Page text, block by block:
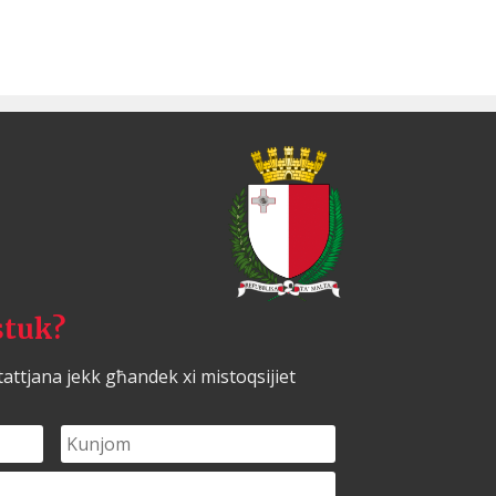
jekk għandek xi mistoqsijiet
Kunjom *